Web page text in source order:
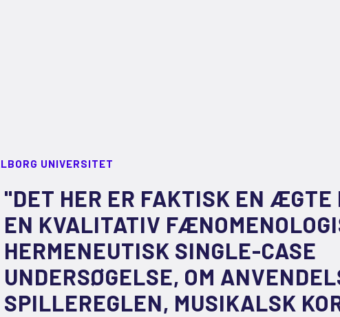
UNIVERSITET
"DET HER ER FAKTISK EN ÆGTE
EN KVALITATIV
HERMENEUTISK SINGLE-CASE
UNDERSØGELSE, OM
SPILLEREGLEN, MUSIKALSK